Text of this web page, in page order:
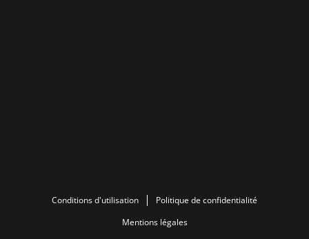
Conditions d'utilisation
Politique de confidentialité
Mentions légales